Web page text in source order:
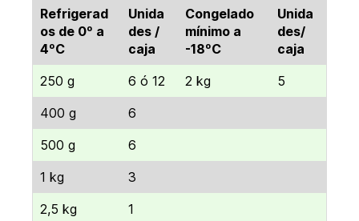
Refrigerad
os de 0º a
4ºC
Unida
des /
caja
Congelado
mínimo a
-18ºC
Unida
des/
caja
250 g
6 ó 12 2 kg
5
400 g
6
500 g
6
1 kg
3
2,5 kg
1